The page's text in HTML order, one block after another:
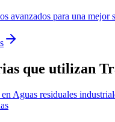
avanzados para una
que utilizan
en Aguas residuales